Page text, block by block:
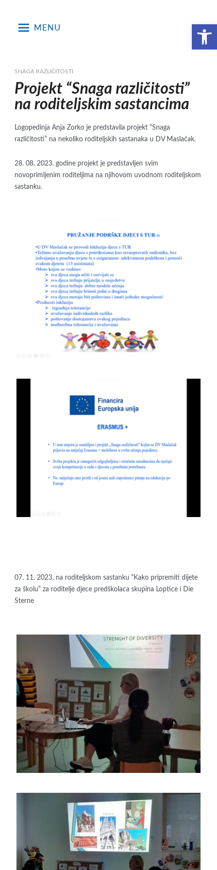
Open toolbar
MENU
SNAGA RAZLIČITOSTI
Projekt “Snaga različitosti”
na roditeljskim sastancima
Logopedinja Anja Zorko je predstavila projekt “Snaga
različitosti” na nekoliko roditeljskih sastanaka u DV Maslačak.
28. 08. 2023. godine projekt je predstavljen svim
novoprimljenim roditeljima na njihovom uvodnom roditeljskom
sastanku.
07. 11. 2023. na roditeljskom sastanku “Kako pripremiti dijete
za školu” za roditelje djece predškolaca skupina Loptice i Die
Sterne